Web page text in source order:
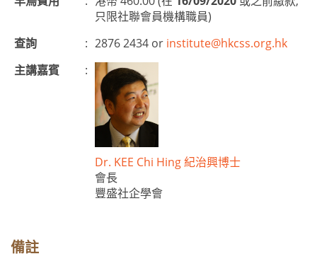
只限社聯會員機構職員)
查詢
: 2876 2434 or institute@hkcss.org.hk
主講嘉賓
:
Dr. KEE Chi Hing 紀治興博士
會長
豐盛社企學會
備註